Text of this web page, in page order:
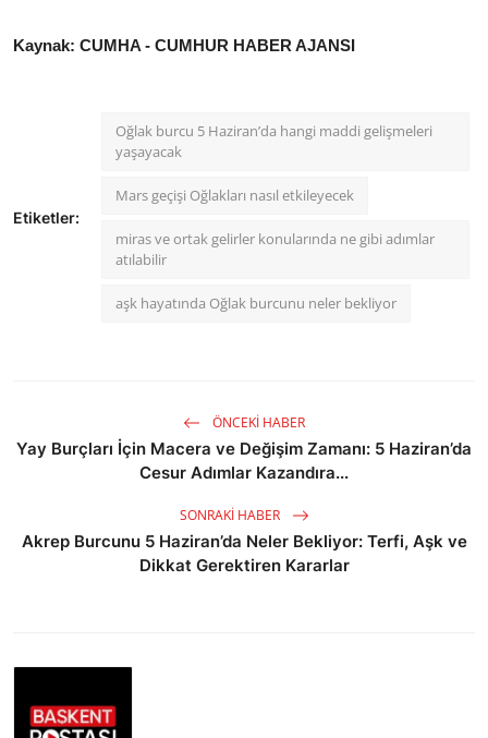
Kaynak: CUMHA - CUMHUR HABER AJANSI
Etiketler:
Oğlak burcu 5 Haziran’da hangi maddi gelişmeleri
yaşayacak
Mars geçişi Oğlakları nasıl etkileyecek
miras ve ortak gelirler konularında ne gibi adımlar
atılabilir
aşk hayatında Oğlak burcunu neler bekliyor
ÖNCEKI HABER
Yay Burçları İçin Macera ve Değişim Zamanı: 5 Haziran’da
Cesur Adımlar Kazandıra...
SONRAKI HABER
Akrep Burcunu 5 Haziran’da Neler Bekliyor: Terfi, Aşk ve
Dikkat Gerektiren Kararlar